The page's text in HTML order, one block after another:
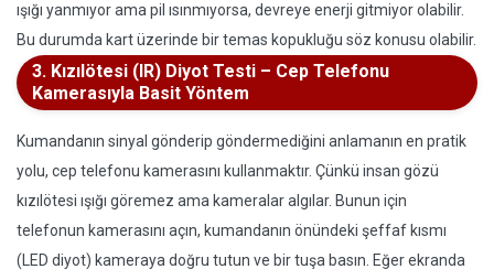
ışığı yanmıyor ama pil ısınmıyorsa, devreye enerji gitmiyor olabilir.
Bu durumda kart üzerinde bir temas kopukluğu söz konusu olabilir.
3. Kızılötesi (IR) Diyot Testi – Cep Telefonu
Kamerasıyla Basit Yöntem
Kumandanın sinyal gönderip göndermediğini anlamanın en pratik
yolu, cep telefonu kamerasını kullanmaktır. Çünkü insan gözü
kızılötesi ışığı göremez ama kameralar algılar. Bunun için
telefonun kamerasını açın, kumandanın önündeki şeffaf kısmı
(LED diyot) kameraya doğru tutun ve bir tuşa basın. Eğer ekranda